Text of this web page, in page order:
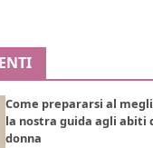
Come prepararsi al
la nostra guida agli abiti
donna